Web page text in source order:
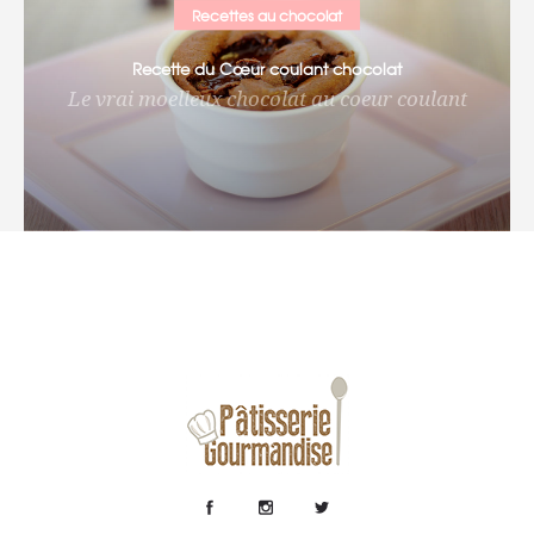
RECETTE DE TARTE CHOCOLAT
Pâte sucrée et ganache au chocolat 70%
RECETTE DU CŒUR COULANT CHOCOLAT
Le vrai moelleux chocolat au coeur coulant
Recettes au chocolat
Recette du Cœur coulant chocolat
Le vrai moelleux chocolat au coeur coulant